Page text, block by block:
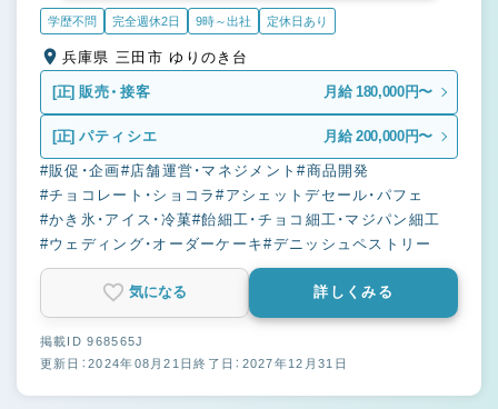
学歴不問 完全週休2日 9時～出社 定休日あり
兵庫県 三田市 ゆりのき台
[正] 販売・接客 月給 180,000円〜
[正] パティシエ 月給 200,000円〜
#販促・企画#店舗運営・マネジメント#商品開発
#チョコレート・ショコラ#アシェットデセール・パフェ
#かき氷・アイス・冷菓#飴細工・チョコ細工・マジパン細工
#ウェディング・オーダーケーキ#デニッシュペストリー
気になる 詳しくみる
掲載ID 968565J
更新日：2024年08月21日終了日：2027年12月31日